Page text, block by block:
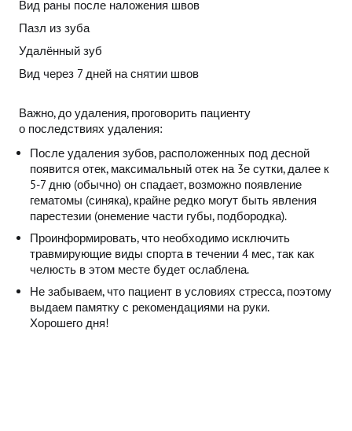
Вид раны после наложения швов
Пазл из зуба
Удалённый зуб
Вид через 7 дней на снятии швов
Важно, до удаления, проговорить пациенту
о последствиях удаления:
После удаления зубов, расположенных под десной
появится отек, максимальный отек на 3е сутки, далее к
5-7 дню (обычно) он спадает, возможно появление
гематомы (синяка), крайне редко могут быть явления
парестезии (онемение части губы, подбородка).
Проинформировать, что необходимо исключить
травмирующие виды спорта в течении 4 мес, так как
челюсть в этом месте будет ослаблена.
Не забываем, что пациент в условиях стресса, поэтому
выдаем памятку с рекомендациями на руки.
Хорошего дня!